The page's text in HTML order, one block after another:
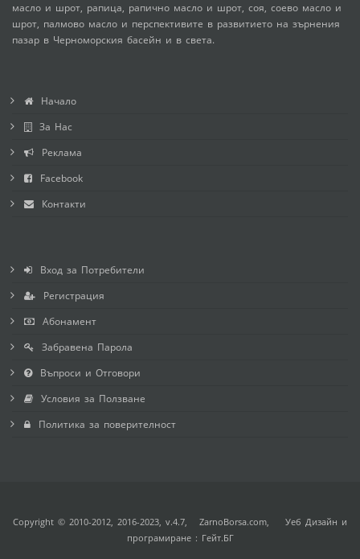
масло и шрот, рапица, рапично масло и шрот, соя, соево масло и
шрот, палмово масло и перспективите в развитието на зърнения
пазар в Черноморския басейн и в света.
Начало
За Нас
Реклама
Facebook
Контакти
Вход за Потребители
Регистрация
Абонамент
Забравена Парола
Въпроси и Отговори
Условия за Ползване
Политика за поверителност
Copyright © 2010-2012, 2016-2023, v.4.7, ZarnoBorsa.com, Уеб Дизайн и
програмиране : Гейт.БГ